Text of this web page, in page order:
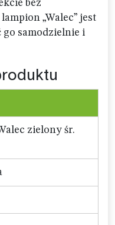
bez
„Walec” jest
go samodzielnie i
zielony śr.